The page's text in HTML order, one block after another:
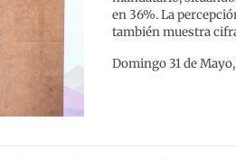
en 36%. La
también muestra
Domingo 31 de